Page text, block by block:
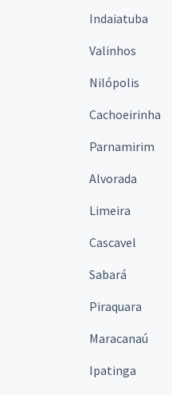
Indaiatuba
Valinhos
Nilópolis
Cachoeirinha
Parnamirim
Alvorada
Limeira
Cascavel
Sabará
Piraquara
Maracanaú
Ipatinga